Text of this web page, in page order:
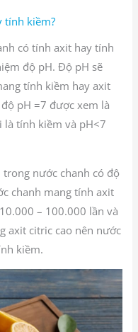
tính kiềm?
có tính axit hay tính
độ pH. Độ pH sẽ
tính kiềm hay axit
pH =7 được xem là
tính kiềm và pH<7
trong nước chanh có độ
chanh mang tính axit
– 100.000 lần và
axit citric cao nên nước
kiềm.